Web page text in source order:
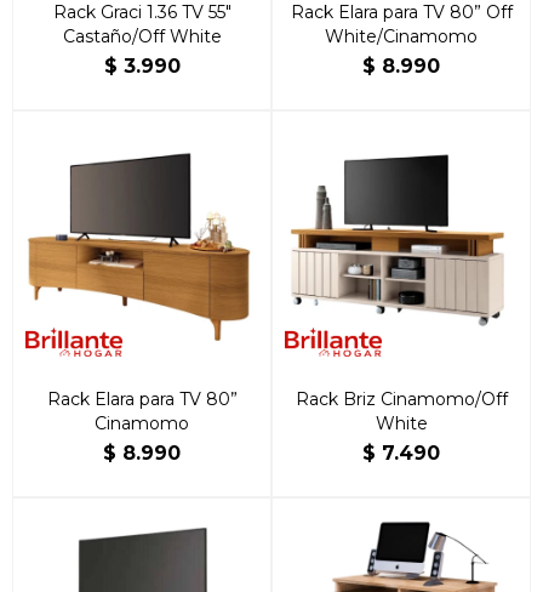
Rack Graci 1.36 TV 55"
Castaño/Off White
$ 3.990
Rack Elara para TV 80” Off
White/Cinamomo
$ 8.990
Rack Elara para TV 80”
Cinamomo
$ 8.990
Rack Briz Cinamomo/Off
White
$ 7.490